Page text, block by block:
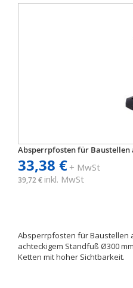
Absperrpfosten für Baustellen
33,38 €+ MwSt
39,72 € inkl. MwSt
Absperrpfosten für Baustellen
achteckigem Standfuß Ø300
Ketten mit hoher Sichtbarkeit.